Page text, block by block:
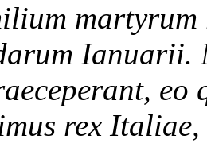
Ianuarii.
eo
rex